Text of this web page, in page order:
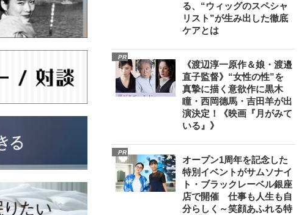
る、“ウィッグのスペシャ
リスト”が生み出した徹底
ケアとは
PR
《渡辺淳一原作＆娘・渡邉
直子監督》“女性の性”を
真摯に描く意欲作に黒木
瞳・西岡德馬・吉田羊が出
演決定！《映画『月がみて
いる』》
PR
オープン1周年を記念した
特別イベントがサムソナイ
ト・ブラックレーベル銀座
店で開催 仕事も人生も自
分らしく～笑顔あふれる特